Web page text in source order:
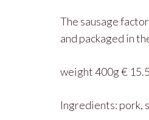
The sausage
and packaged in
weight 400g €
Ingredients: pork,